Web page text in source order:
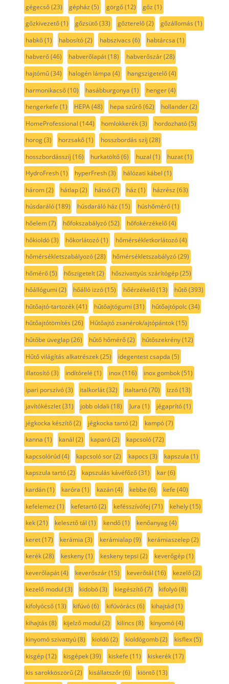
gégecső(23) gépház (5) görgő(12) gőz (1)
gőzkivezető(1) gőzsütő(33) gőzterelő(2) gőzállomás (1)
habkő(1) habosító(2) habszivacs (6) habtárcsa (1)
habverő(46) habverőlapát(18) habverőszár(28)
hajtómű(34) halogén lámpa (4) hangszigetelő(4)
harmonikacső(10) hasábburgonya (1) henger(4)
hengerkefe (1) HEPA(48) hepa szűrő(62) hollander(2)
HomeProfessional (144) homlokkerék(3) hordozható(5)
horog(3) horzsakő(1) hosszbordás szíj (28)
hosszbordásszíj (16) hurkatöltő(6) huzal (1) huzat(1)
HydroFresh(1) hyperFresh(3) hálózati kábel (1)
három(2) hátlap(2) hátsó(7) ház (1) házrész (63)
húsdaráló(189) húsdaráló ház (15) húshőmérő(1)
hőelem(7) hőfokszabályzó(52) hőfokérzékelő(4)
hőkioldó(3) hőkorlátozó(1) hőmérsékletkorlátozó(4)
hőmérsékletszabályozó(28) hőmérsékletszabályzó(29)
hőmérő(5) hőszigetelt(2) hőszivattyús szárítógép(25)
hőállógumi (2) hőálló izzó(15) hőérzékelő(13) hűtő(393)
hűtőajtó-tartozék(41) hűtőajtógumi (31) hűtőajtópolc(34)
hűtőajtótömítés (26) Hűtőajtó zsanérok/ajtópántok(15)
hűtőbe üveglap(26) hűtő hőmérő(2) hűtőszekrény(12)
Hűtő világítás alkatrészek(25) idegentest csapda (5)
illatosító(3) indítórelé (1) inox(116) inox gombok(51)
ipari porszívó(3) italkorlát(32) italtartó(70) izzó(13)
javítókészlet(31) jobb oldali (18) Jura (1) jégaprító(1)
jégkocka készítő(2) jégkocka tartó(2) kampó(7)
kanna (1) kanál (2) kaparó(2) kapcsoló(72)
kapcsolórúd(4) kapcsoló sor(2) kapocs (3) kapszula (1)
kapszula tartó(2) kapszulás kávéfőző(31) kar(6)
kardán(1) karóra (1) kazán(4) kebbe (6) kefe (40)
kefelemez (1) kefetartó(2) kefésszívófej (71) kehely(15)
kek(21) kelesztő tál (1) kendő(1) kenőanyag(4)
keret(17) kerámia (3) kerámialap(9) kerámiaszelep(2)
kerék(28) keskeny(1) keskeny tepsi (2) keverőgép(1)
keverőlapát(4) keverőszár(15) keverőtál (16) kezelő(2)
kezelő modul (3) kidobó(3) kiegészítő(7) kifolyó(8)
kifolyócső(13) kifúvó(6) kifúvórács (6) kihajtád(1)
kihajtás (8) kijelző modul (2) kilincs (8) kinyomó(4)
kinyomó szivattyú(8) kioldó(2) kioldógomb(2) kisflex(5)
kisgép(12) kisgépek(39) kiskefe (11) kiskerék(17)
kis sarokköszörű(2) kisállatszőr(6) kiöntő(13)